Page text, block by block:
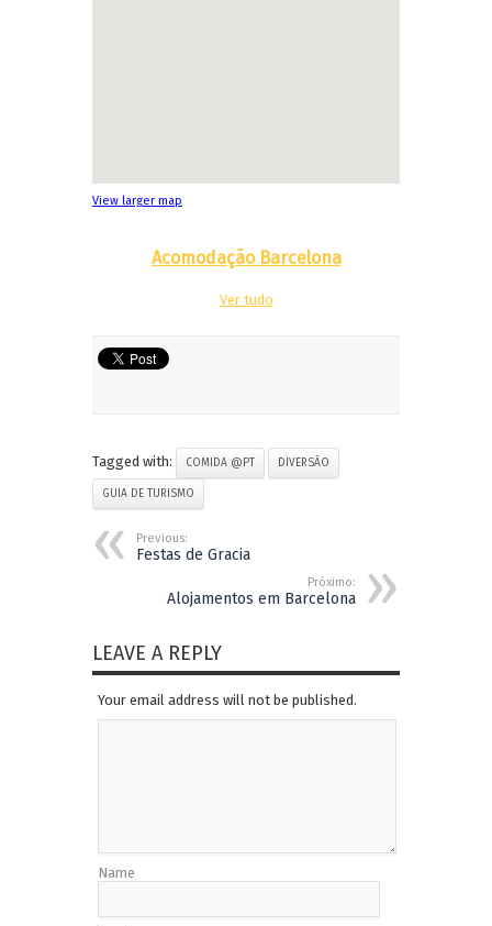
View larger map
Acomodação Barcelona
Ver tudo
Tagged with: COMIDA @PT DIVERSÃO
GUIA DE TURISMO
Previous:
Festas de Gracia
Próximo:
Alojamentos em Barcelona
LEAVE A REPLY
Your email address will not be published.
Name